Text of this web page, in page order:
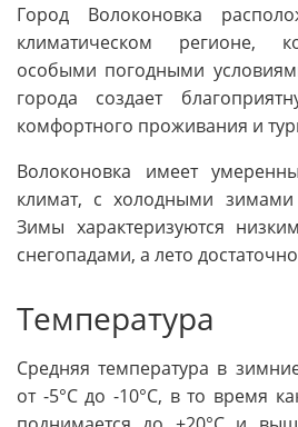
Город Волоконовка
климатическом регионе,
особыми погодными
города создает
комфортного проживания и
Волоконовка имеет
климат, с холодными
Зимы характеризуются
снегопадами, а лето
Температура
Средняя температура в
от -5°C до -10°C, в то время